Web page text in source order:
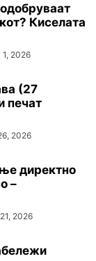
Киселата
1, 2026
(27
печат
2026
директно
–
2026